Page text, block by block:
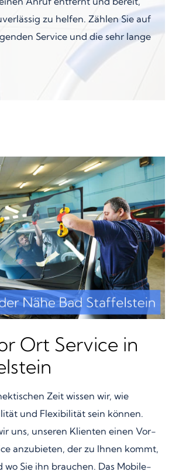
zu helfen. Zählen Sie auf
Service und die sehr lange
Ort Service in
Zeit wissen wir, wie
und Flexibilität sein können.
uns, unseren Klienten einen Vor-
anzubieten, der zu Ihnen kommt,
wo Sie ihn brauchen. Das Mobile-